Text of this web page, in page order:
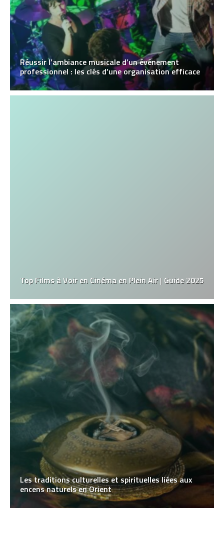
Réussir l’ambiance musicale d’un événement
professionnel : les clés d’une organisation efficace
Top Films à Voir en Cinéma en Plein Air | Guide 2025
Les traditions culturelles et spirituelles liées aux
encens naturels en Orient